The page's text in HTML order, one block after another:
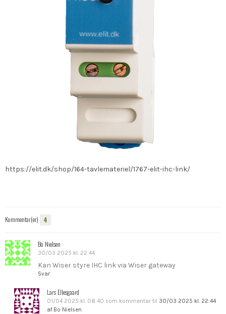
https://elit.dk/shop/164-tavlemateriel/1767-elit-ihc-link/
Kommentar(er) 4
Bo Nielsen
30/03 2025 kl. 22:44
Kan Wiser styre IHC link via Wiser gateway
Svar
Lars Ellesgaard
01/04 2025 kl. 08:40 som kommentar til
30/03 2025 kl. 22:44
af Bo Nielsen